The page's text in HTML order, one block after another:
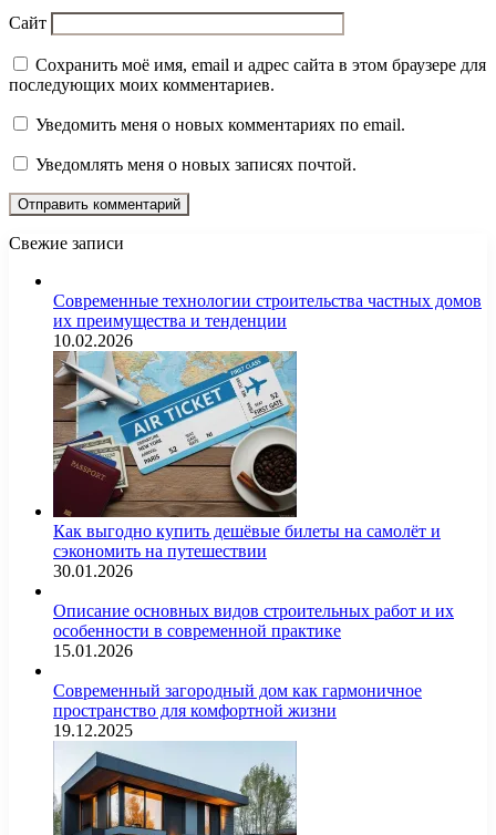
Сайт
Сохранить моё имя, email и адрес сайта в этом браузере для
последующих моих комментариев.
Уведомить меня о новых комментариях по email.
Уведомлять меня о новых записях почтой.
Свежие записи
Современные технологии строительства частных домов
их преимущества и тенденции
10.02.2026
Как выгодно купить дешёвые билеты на самолёт и
сэкономить на путешествии
30.01.2026
Описание основных видов строительных работ и их
особенности в современной практике
15.01.2026
Современный загородный дом как гармоничное
пространство для комфортной жизни
19.12.2025